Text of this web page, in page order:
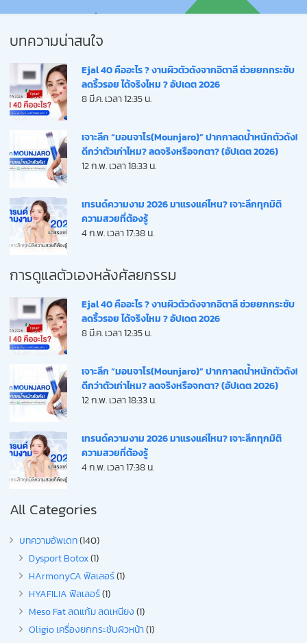
บทความน่าสนใจ
Ejal 40 คืออะไร ? งานผิวตัวดังจากอิตาลี ช่วยยกกระชับ
ลดริ้วรอย ได้จริงไหม ? อัปเดต 2026
8 มี.ค. เวลา 12:35 น.
เจาะลึก “มอนจาโร(Mounjaro)” ปากกาลดน้ำหนักตัวดัง!
ดีกว่าตัวเก่าไหม? ลดจริงหรือจกตา? (อัปเดต 2026)
12 ก.พ. เวลา 18:33 น.
เทรนด์ความงาม 2026 มาแรงแค่ไหน? เจาะลึกทุกมิติ
ความสวยที่ต้องรู้
4 ก.พ. เวลา 17:38 น.
การดูแลตัวเองหลังศัลยกรรม
Ejal 40 คืออะไร ? งานผิวตัวดังจากอิตาลี ช่วยยกกระชับ
ลดริ้วรอย ได้จริงไหม ? อัปเดต 2026
8 มี.ค. เวลา 12:35 น.
เจาะลึก “มอนจาโร(Mounjaro)” ปากกาลดน้ำหนักตัวดัง!
ดีกว่าตัวเก่าไหม? ลดจริงหรือจกตา? (อัปเดต 2026)
12 ก.พ. เวลา 18:33 น.
เทรนด์ความงาม 2026 มาแรงแค่ไหน? เจาะลึกทุกมิติ
ความสวยที่ต้องรู้
4 ก.พ. เวลา 17:38 น.
All Categories
บทความอัพเดท(140)
Dysport Botox(1)
HArmonyCA ฟิลเลอร์(1)
HYAFILIA ฟิลเลอร์(1)
Meso Fat ลดแก้ม ลดเหนียง(1)
Oligio เครื่องยกกระชับผิวหน้า(1)